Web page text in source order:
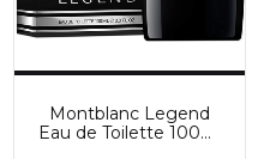
Montblanc Legend
Eau de Toilette 100ml